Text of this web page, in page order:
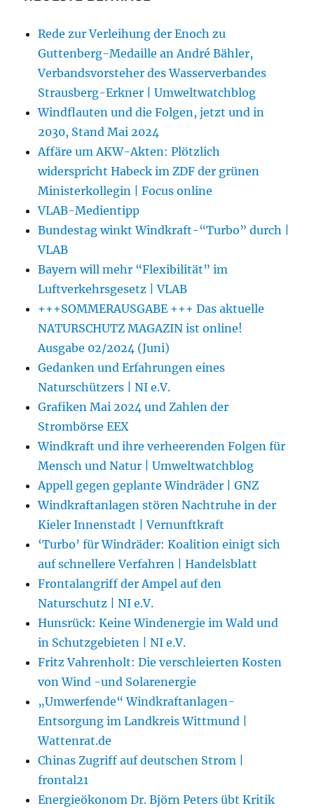
Rede zur Verleihung der Enoch zu
Guttenberg-Medaille an André Bähler,
Verbandsvorsteher des Wasserverbandes
Strausberg-Erkner | Umweltwatchblog
Windflauten und die Folgen, jetzt und in
2030, Stand Mai 2024
Affäre um AKW-Akten: Plötzlich
widerspricht Habeck im ZDF der grünen
Ministerkollegin | Focus online
VLAB-Medientipp
Bundestag winkt Windkraft-“Turbo” durch |
VLAB
Bayern will mehr “Flexibilität” im
Luftverkehrsgesetz | VLAB
+++SOMMERAUSGABE +++ Das aktuelle
NATURSCHUTZ MAGAZIN ist online!
Ausgabe 02/2024 (Juni)
Gedanken und Erfahrungen eines
Naturschützers | NI e.V.
Grafiken Mai 2024 und Zahlen der
Strombörse EEX
Windkraft und ihre verheerenden Folgen für
Mensch und Natur | Umweltwatchblog
Appell gegen geplante Windräder | GNZ
Windkraftanlagen stören Nachtruhe in der
Kieler Innenstadt | Vernunftkraft
‘Turbo’ für Windräder: Koalition einigt sich
auf schnellere Verfahren | Handelsblatt
Frontalangriff der Ampel auf den
Naturschutz | NI e.V.
Hunsrück: Keine Windenergie im Wald und
in Schutzgebieten | NI e.V.
Fritz Vahrenholt: Die verschleierten Kosten
von Wind -und Solarenergie
„Umwerfende“ Windkraftanlagen-
Entsorgung im Landkreis Wittmund |
Wattenrat.de
Chinas Zugriff auf deutschen Strom |
frontal21
Energieökonom Dr. Björn Peters übt Kritik